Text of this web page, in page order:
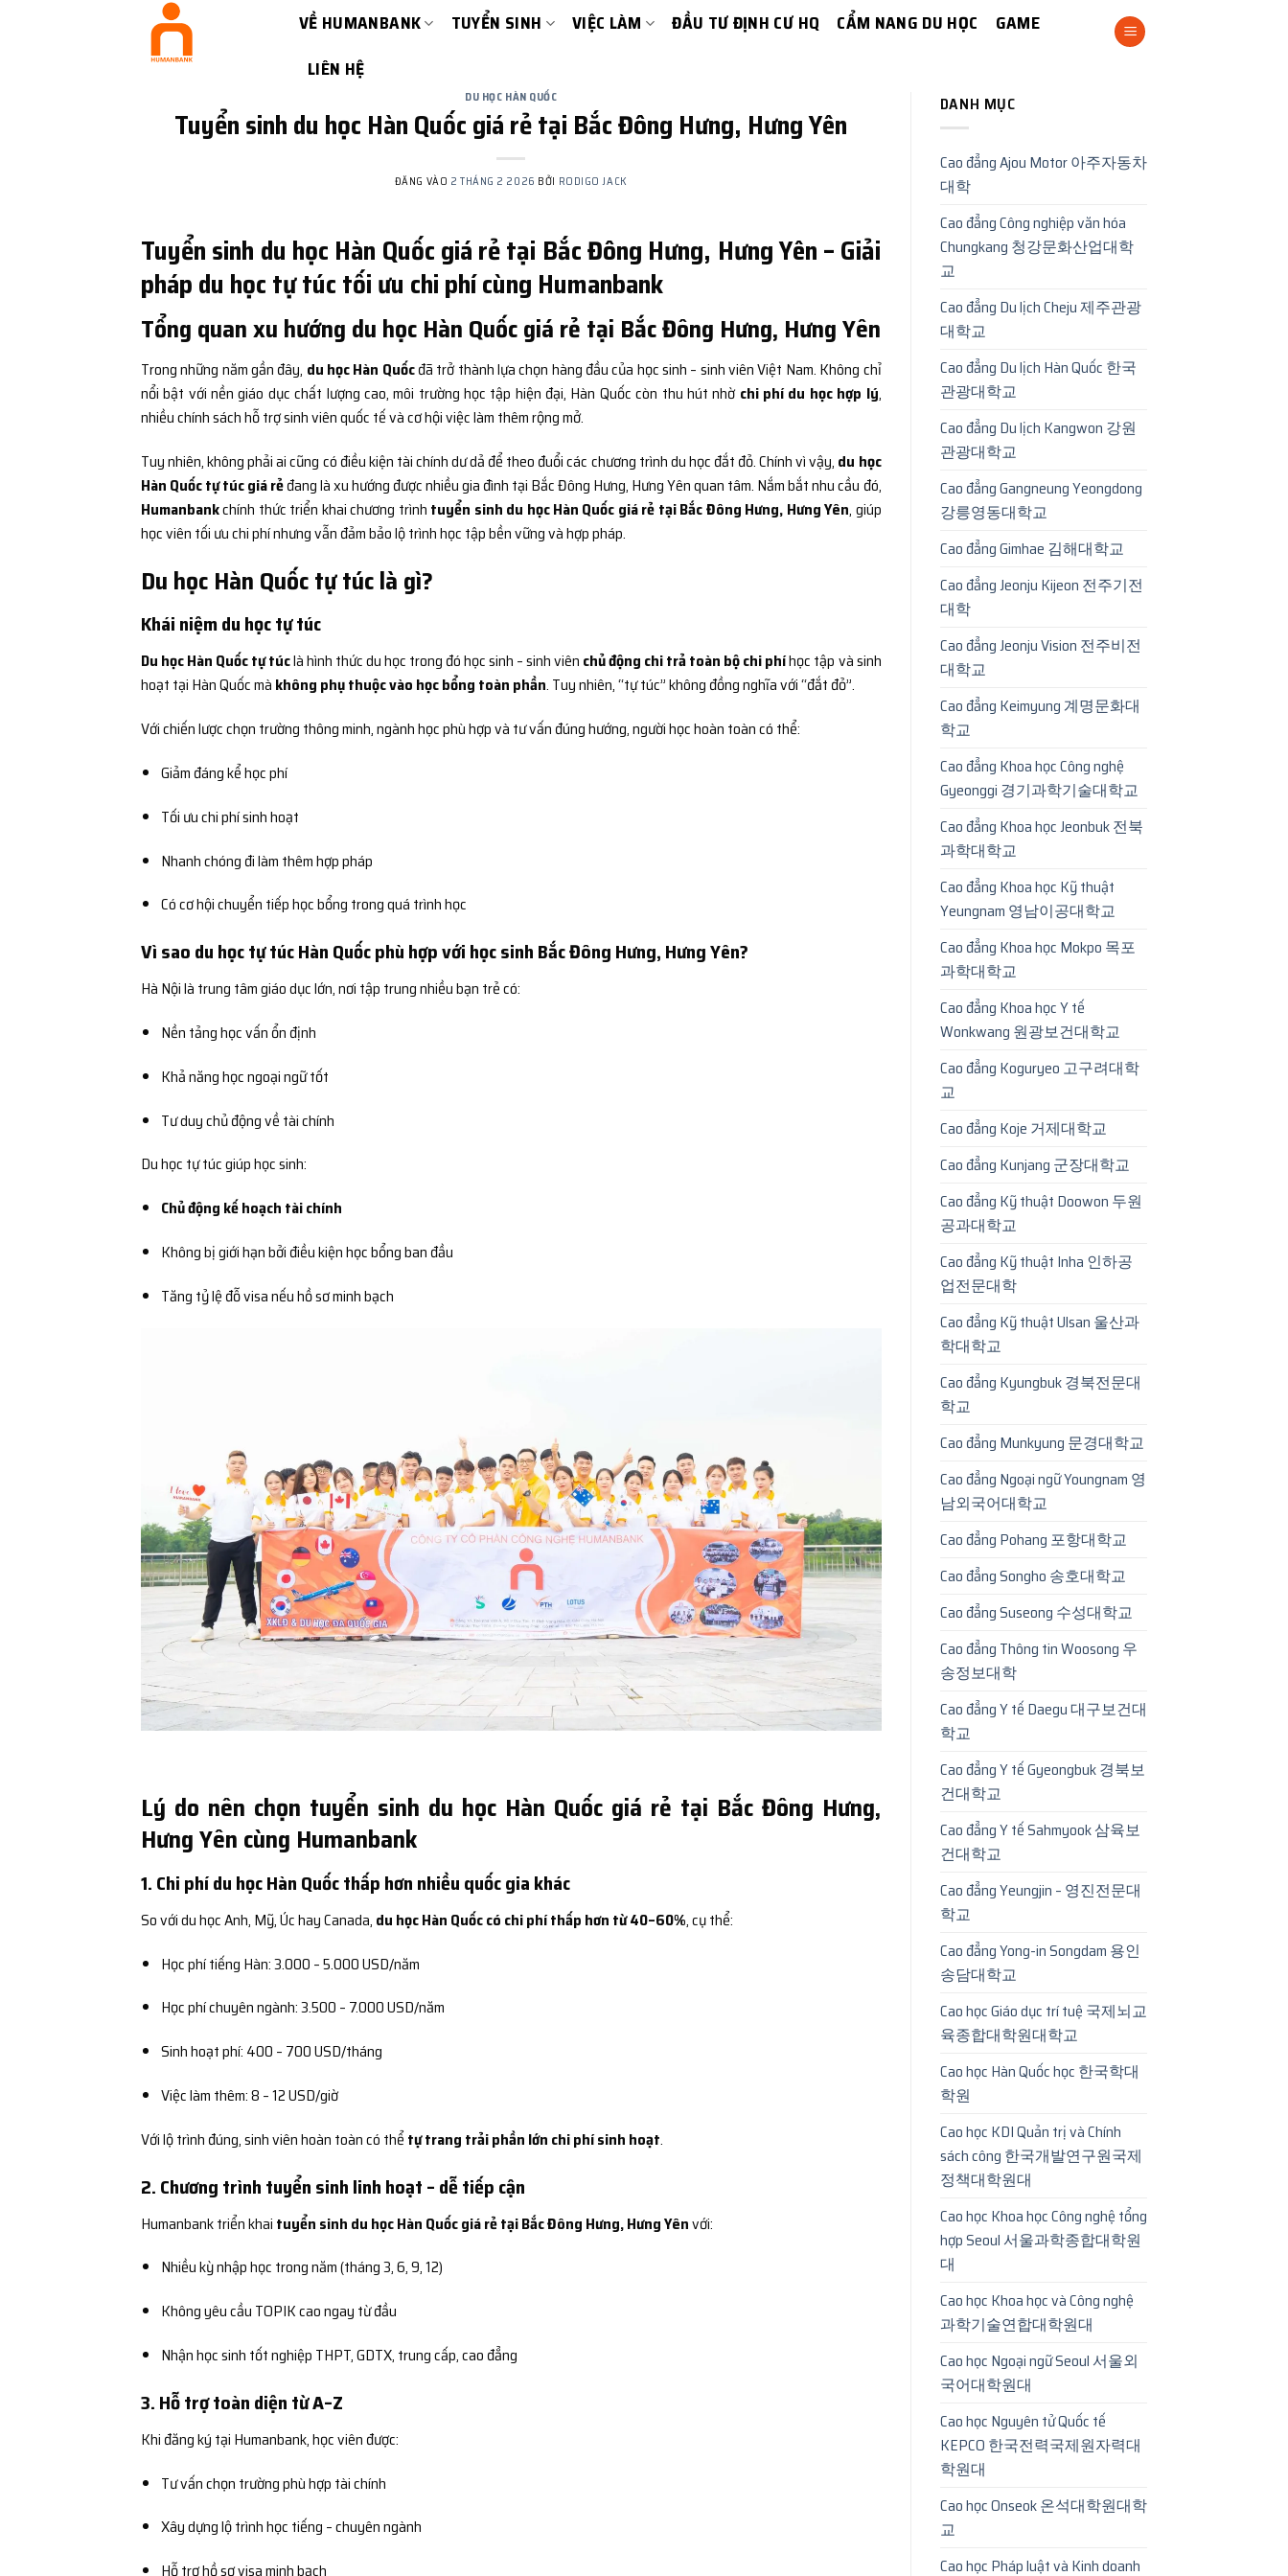
VỀ HUMANBANK TUYỂN SINH VIỆC LÀM ĐẦU TƯ ĐỊNH CƯ HQ CẨM NANG DU HỌC
GAME
LIÊN HỆ
DU HỌC HÀN QUỐC
Tuyển sinh du học Hàn Quốc giá rẻ tại Bắc Đông Hưng, Hưng Yên
ĐĂNG VÀO 2 THÁNG 2 2026 BỞI RODIGO JACK
Tuyển sinh du học Hàn Quốc giá rẻ tại Bắc Đông Hưng, Hưng Yên – Giải
pháp du học tự túc tối ưu chi phí cùng Humanbank
Tổng quan xu hướng du học Hàn Quốc giá rẻ tại Bắc Đông Hưng, Hưng Yên
Trong những năm gần đây, du học Hàn Quốcđã trở thành lựa chọn hàng đầu của học sinh – sinh viên Việt Nam. Không chỉ
nổi bật với nền giáo dục chất lượng cao, môi trường học tập hiện đại, Hàn Quốc còn thu hút nhờ chi phí du học hợp lý,
nhiều chính sách hỗ trợ sinh viên quốc tế và cơ hội việc làm thêm rộng mở.
Tuy nhiên, không phải ai cũng có điều kiện tài chính dư dả để theo đuổi các chương trình du học đắt đỏ. Chính vì vậy, du học
Hàn Quốc tự túc giá rẻđang là xu hướng được nhiều gia đình tại Bắc Đông Hưng, Hưng Yên quan tâm. Nắm bắt nhu cầu đó,
Humanbankchính thức triển khai chương trình tuyển sinh du học Hàn Quốc giá rẻ tại Bắc Đông Hưng, Hưng Yên, giúp
học viên tối ưu chi phí nhưng vẫn đảm bảo lộ trình học tập bền vững và hợp pháp.
Du học Hàn Quốc tự túc là gì?
Khái niệm du học tự túc
Du học Hàn Quốc tự túclà hình thức du học trong đó học sinh – sinh viên chủ động chi trả toàn bộ chi phíhọc tập và sinh
hoạt tại Hàn Quốc mà không phụ thuộc vào học bổng toàn phần. Tuy nhiên, “tự túc” không đồng nghĩa với “đắt đỏ”.
Với chiến lược chọn trường thông minh, ngành học phù hợp và tư vấn đúng hướng, người học hoàn toàn có thể:
Giảm đáng kể học phí
Tối ưu chi phí sinh hoạt
Nhanh chóng đi làm thêm hợp pháp
Có cơ hội chuyển tiếp học bổng trong quá trình học
Vì sao du học tự túc Hàn Quốc phù hợp với học sinh Bắc Đông Hưng, Hưng Yên?
Hà Nội là trung tâm giáo dục lớn, nơi tập trung nhiều bạn trẻ có:
Nền tảng học vấn ổn định
Khả năng học ngoại ngữ tốt
Tư duy chủ động về tài chính
Du học tự túc giúp học sinh:
Chủ động kế hoạch tài chính
Không bị giới hạn bởi điều kiện học bổng ban đầu
Tăng tỷ lệ đỗ visa nếu hồ sơ minh bạch
Lý do nên chọn tuyển sinh du học Hàn Quốc giá rẻ tại Bắc Đông Hưng,
Hưng Yên cùng Humanbank
1. Chi phí du học Hàn Quốc thấp hơn nhiều quốc gia khác
So với du học Anh, Mỹ, Úc hay Canada, du học Hàn Quốc có chi phí thấp hơn từ 40–60%, cụ thể:
Học phí tiếng Hàn: 3.000 – 5.000 USD/năm
Học phí chuyên ngành: 3.500 – 7.000 USD/năm
Sinh hoạt phí: 400 – 700 USD/tháng
Việc làm thêm: 8 – 12 USD/giờ
Với lộ trình đúng, sinh viên hoàn toàn có thể tự trang trải phần lớn chi phí sinh hoạt.
2. Chương trình tuyển sinh linh hoạt – dễ tiếp cận
Humanbank triển khai tuyển sinh du học Hàn Quốc giá rẻ tại Bắc Đông Hưng, Hưng Yênvới:
Nhiều kỳ nhập học trong năm (tháng 3, 6, 9, 12)
Không yêu cầu TOPIK cao ngay từ đầu
Nhận học sinh tốt nghiệp THPT, GDTX, trung cấp, cao đẳng
3. Hỗ trợ toàn diện từ A–Z
Khi đăng ký tại Humanbank, học viên được:
Tư vấn chọn trường phù hợp tài chính
Xây dựng lộ trình học tiếng – chuyên ngành
Hỗ trợ hồ sơ visa minh bạch
DANH MỤC
Cao đẳng Ajou Motor 아주자동차
대학
Cao đẳng Công nghiệp văn hóa
Chungkang 청강문화산업대학
교
Cao đẳng Du lịch Cheju 제주관광
대학교
Cao đẳng Du lịch Hàn Quốc 한국
관광대학교
Cao đẳng Du lịch Kangwon 강원
관광대학교
Cao đẳng Gangneung Yeongdong
강릉영동대학교
Cao đẳng Gimhae 김해대학교
Cao đẳng Jeonju Kijeon 전주기전
대학
Cao đẳng Jeonju Vision 전주비전
대학교
Cao đẳng Keimyung 계명문화대
학교
Cao đẳng Khoa học Công nghệ
Gyeonggi 경기과학기술대학교
Cao đẳng Khoa học Jeonbuk 전북
과학대학교
Cao đẳng Khoa học Kỹ thuật
Yeungnam 영남이공대학교
Cao đẳng Khoa học Mokpo 목포
과학대학교
Cao đẳng Khoa học Y tế
Wonkwang 원광보건대학교
Cao đẳng Koguryeo 고구려대학
교
Cao đẳng Koje 거제대학교
Cao đẳng Kunjang 군장대학교
Cao đẳng Kỹ thuật Doowon 두원
공과대학교
Cao đẳng Kỹ thuật Inha 인하공
업전문대학
Cao đẳng Kỹ thuật Ulsan 울산과
학대학교
Cao đẳng Kyungbuk 경북전문대
학교
Cao đẳng Munkyung 문경대학교
Cao đẳng Ngoại ngữ Youngnam 영
남외국어대학교
Cao đẳng Pohang 포항대학교
Cao đẳng Songho 송호대학교
Cao đẳng Suseong 수성대학교
Cao đẳng Thông tin Woosong 우
송정보대학
Cao đẳng Y tế Daegu 대구보건대
학교
Cao đẳng Y tế Gyeongbuk 경북보
건대학교
Cao đẳng Y tế Sahmyook 삼육보
건대학교
Cao đẳng Yeungjin – 영진전문대
학교
Cao đẳng Yong-in Songdam 용인
송담대학교
Cao học Giáo dục trí tuệ 국제뇌교
육종합대학원대학교
Cao học Hàn Quốc học 한국학대
학원
Cao học KDI Quản trị và Chính
sách công 한국개발연구원국제
정책대학원대
Cao học Khoa học Công nghệ tổng
hợp Seoul 서울과학종합대학원
대
Cao học Khoa học và Công nghệ
과학기술연합대학원대
Cao học Ngoại ngữ Seoul 서울외
국어대학원대
Cao học Nguyên tử Quốc tế
KEPCO 한국전력국제원자력대
학원대
Cao học Onseok 온석대학원대학
교
Cao học Pháp luật và Kinh doanh